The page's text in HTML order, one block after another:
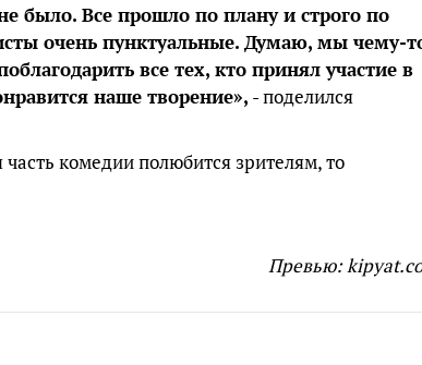
было. Все прошло по плану и строго по
очень пунктуальные. Думаю, мы чему-
все тех, кто принял участие в
наше творение», - поделился
комедии полюбится зрителям, то
Превью: